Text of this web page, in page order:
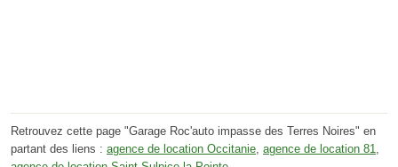
Retrouvez cette page "Garage Roc'auto impasse des Terres Noires" en
partant des liens : agence de location Occitanie, agence de location 81,